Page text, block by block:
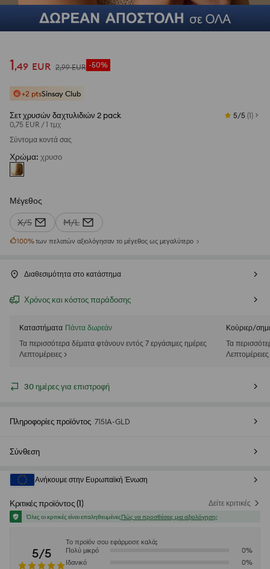
1,49 EUR 2,99 EUR -50%
+2 ptsSinsay Club
Σετ χρυσών δαχτυλιδιών 2 pack
0,75 EUR /1 τμχ
5/5 (1)
Σύντομα κοντά σας
Χρώμα: χρυσο
Μέγεθος
X/S
M/L
100%των πελατών αξιολόγησαν το μέγεθος ως μεγαλύτερο
Διαθεσιμότητα στο κατάστημα
Χρόνος και κόστος παράδοσης
Καταστήματα Πάντα δωρεάν
Τα περισσότερα δέματα φτάνουν εντός 7 εργάσιμες ημέρες
Λεπτομέρειες >
Κούριερ/
Τα
Λεπτομέρειες
30 ημέρες για επιστροφή
Πληροφορίες προϊόντος 715IA-GLD
Σύνθεση
Ανήκουμε στην Ευρωπαϊκή Ένωση
Κριτικές προϊόντος(1) Δείτε κριτικές
Όλες οι κριτικές είναι επαληθευμένεςΠώς να προσθέσεις μια αξιολόγηση;
5/5
Το προϊόν σου εφάρμοσε καλά;
Πολύ μικρό
0%
Ιδανικό
0%